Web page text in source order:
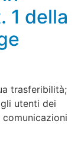
1 della
trasferibilità;
utenti dei